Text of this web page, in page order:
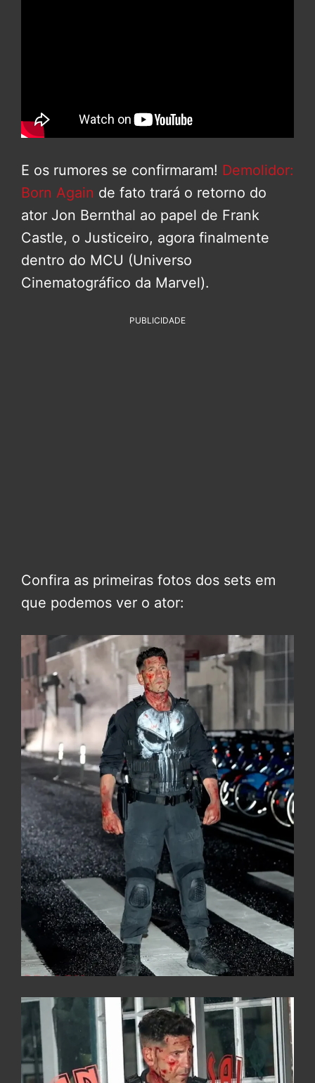
E os rumores se confirmaram! Demolidor:
Born Again de fato trará o retorno do
ator Jon Bernthal ao papel de Frank
Castle, o Justiceiro, agora finalmente
dentro do MCU (Universo
Cinematográfico da Marvel).
PUBLICIDADE
Confira as primeiras fotos dos sets em
que podemos ver o ator: